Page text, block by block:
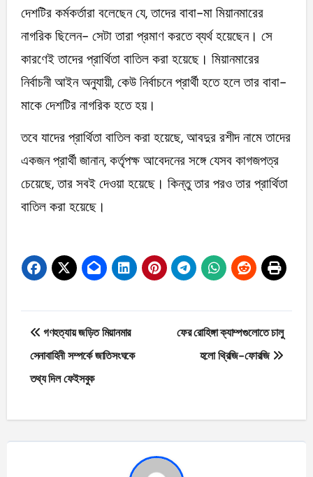
দেশটির কর্মকর্তারা বলেছেন যে, তাদের বাবা-মা মিয়ানমারের
নাগরিক ছিলেন- সেটা তারা প্রমাণ করতে ব্যর্থ হয়েছেন। সে
কারণেই তাদের প্রার্থিতা বাতিল করা হয়েছে। মিয়ানমারের
নির্বাচনী আইন অনুযায়ী, কেউ নির্বাচনে প্রার্থী হতে হলে তার বাবা-
মাকে দেশটির নাগরিক হতে হয়।
তবে যাদের প্রার্থিতা বাতিল করা হয়েছে, আবদুর রশীদ নামে তাদের
একজন প্রার্থী জানান, কর্তৃপক্ষ আবেদনের সঙ্গে যেসব কাগজপত্র
চেয়েছে, তার সবই দেওয়া হয়েছে। কিন্তু তার পরও তার প্রার্থিতা
বাতিল করা হয়েছে।
Post
navigation
গণহত্যায় জড়িত মিয়ানমার
সেনাবাহিনী সম্পর্কে জাতিসংঘকে
তথ্য দিল ফেইসবুক
ফের রোহিঙ্গা ক্যাম্পগুলোতে চালু
হলো থ্রিজি-ফোরজি